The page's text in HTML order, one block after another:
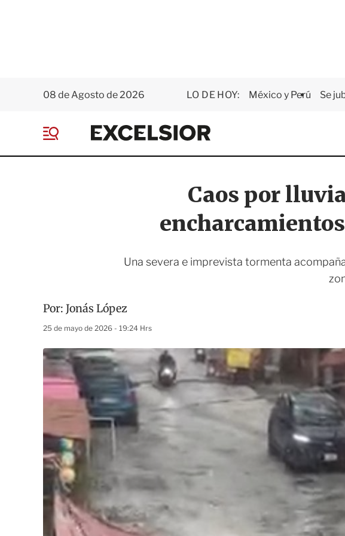
08 de Agosto de 2026 LO DE HOY: México y Perú Se
E
x
e
i
o
e
Caos por
Una severa e imprevista tormenta
Por: Jonás López
25 de mayo de 2026 - 19:24 Hrs